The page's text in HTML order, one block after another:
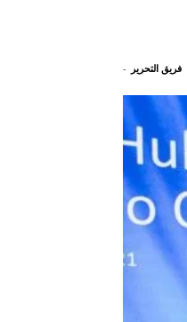
فريق التحرير -